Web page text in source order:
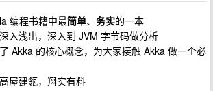
编程书籍中最简单、 务实的一本
入浅出，深入到 JVM 字节码做分析
Akka 的核心概念，为大家接触 Akka 做一个必
屋建瓴，翔实有料